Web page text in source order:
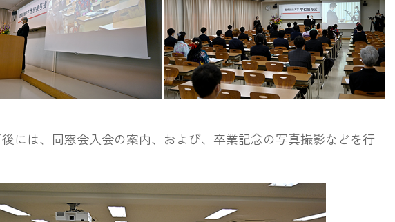
には、同窓会入会の案内、および、卒業記念の写真撮影などを行